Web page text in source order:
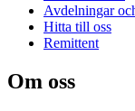
Avdelningar
Hitta till oss
Remittent
Om oss